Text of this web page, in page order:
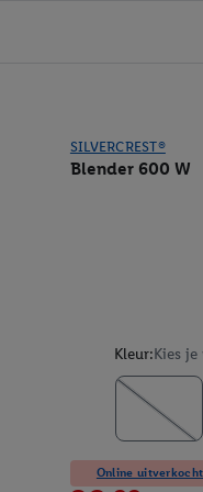
SILVERCREST®
Blender 600 W
Kleur:Kies
Online